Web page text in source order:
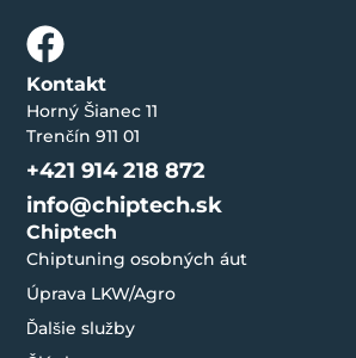
Chiptech
Chiptuning osobných áut
Úprava LKW/Agro
Ďalšie služby
Kontakt
Horný Šianec 11
Trenčín 911 01
+421 914 218 872
info@chiptech.sk